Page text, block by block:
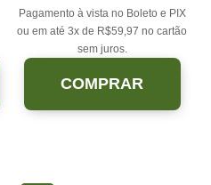
Pagamento à vista no Boleto e PIX
ou em até 3x de R$59,97 no cartão
sem juros.
COMPRAR